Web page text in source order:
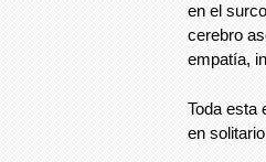
en el
cerebro
empatía,
Toda esta
en